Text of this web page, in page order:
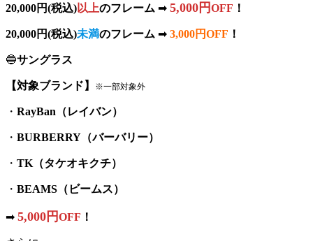
20,000円(税込)以上のフレーム ➡ 5,000円OFF ！
20,000円(税込)未満のフレーム ➡ 3,000円OFF ！
🔵サングラス
【対象ブランド】 ※一部対象外
・ RayBan（レイバン）
・ BURBERRY（バーバリー）
・ TK（タケオキクチ）
・ BEAMS（ビームス）
➡ 5,000円OFF ！